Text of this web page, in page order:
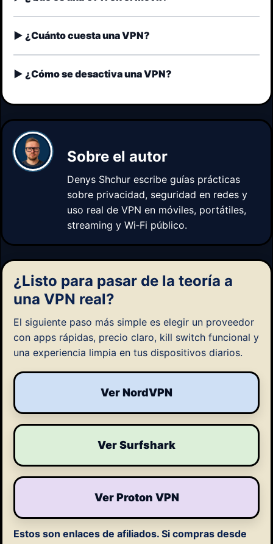
¿Cuánto cuesta una VPN?
¿Cómo se desactiva una VPN?
Sobre el autor
Denys Shchur escribe guías prácticas
sobre privacidad, seguridad en redes y
uso real de VPN en móviles, portátiles,
streaming y Wi‑Fi público.
¿Listo para pasar de la teoría a
una VPN real?
El siguiente paso más simple es elegir un proveedor
con apps rápidas, precio claro, kill switch funcional y
una experiencia limpia en tus dispositivos diarios.
Ver NordVPN
Ver Surfshark
Ver Proton VPN
Estos son enlaces de afiliados. Si compras desde